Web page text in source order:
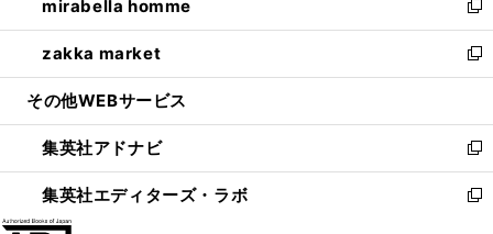
く
で
開
く
ド
ウ
で
開
ィ
ン
ド
ウ
開
く
い
ウ
ィ
ン
ウ
で
開
く
mirabella homme
新
し
い
ウ
ン
ド
ウ
で
zakka market
新
し
ウ
ィ
ン
ド
その他WEBサービス
集英社アドナビ
新
し
い
集英社エディターズ・ラボ
新